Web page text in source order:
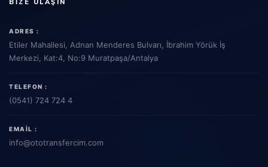
ADRES :
Etiler Mahallesi, Adnan Menderes Bulvarı, İbrahim Yörük İş
Merkezi, Kat:4, No:9 Muratpaşa/Antalya
TELEFON :
(0541) 724 724 4
EMAIL :
info@ototransfercim.com